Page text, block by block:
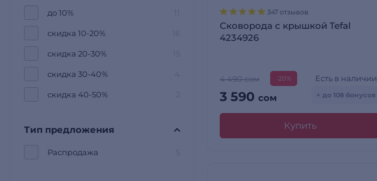
до 10%
скидка 10-20%
скидка 20-30%
скидка 30-40%
скидка 40-50%
Тип предложения
Распродажа
347 отзывов
Сковорода с крышкой Tefal
4234926
4 490 сом -20%
3 590 сом
Есть в наличии
+ до 108 бонусов
Купить